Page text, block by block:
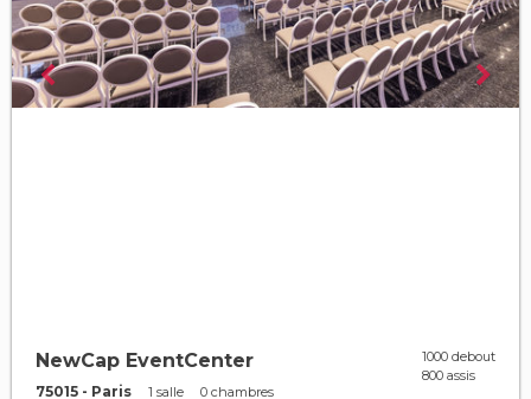
NewCap EventCenter
75015 - Paris 1 salle 0 chambres
1000 debout
800 assis